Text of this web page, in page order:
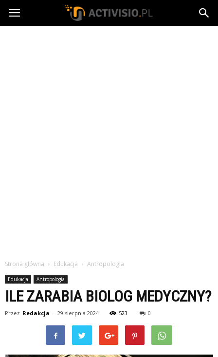
Activisio.pl
Strona główna Edukacja Antropologia
Edukacja Antropologia
ILE ZARABIA BIOLOG MEDYCZNY?
Przez Redakcja - 29 sierpnia 2024 523 0